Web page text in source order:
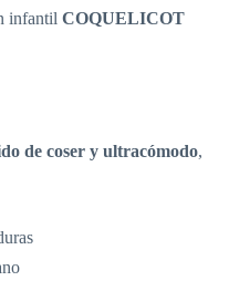
infantil COQUELICOT
de coser y ultracómodo,